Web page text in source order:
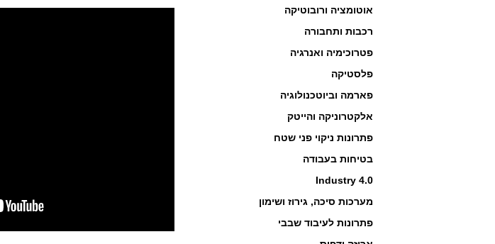
פיתרון לסינון וטיהור אוויר
והמלצת משרד הבריאות!
לחץ כאן לפרטים...
-------------------------------------------------
אוטומציה ורובוטיקה
רכבות ותחבורה
פטרוכימיה ואנרגיה
פלסטיקה
פארמה וביוטכנולוגיה
אלקטרוניקה והייטק
פתרונות ניקוי פני שטח
בטיחות בעבודה
Industry 4.0
מערכות סיכה, גירוז ושימון
פתרונות לעיבוד שבבי